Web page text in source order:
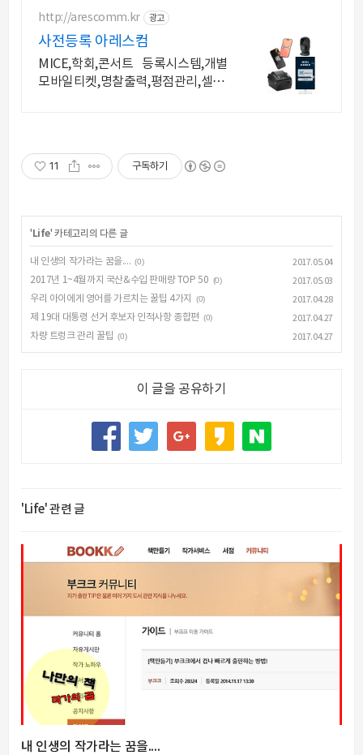
행복한 경험 제공
http://arescomm.kr 광고
사전등록 아레스컴
MICE,학회,콘서트 등록시스템,개별
모바일티켓,명찰출력,평점관리,셀프
11 구독하기
' Life' 카테고리의 다른 글
내 인생의 작가라는 꿈을.... (0)
2017.05.04
2017년 1~4월까지 국산&수입 판매량 TOP 50 (0)
2017.05.03
우리 아이에게 영어를 가르치는 꿀팁 4가지
(0)
2017.04.28
제 19대 대통령 선거 후보자 인적사항 종합편 (0)
2017.04.27
차량 트렁크 관리 꿀팁 (0) 2017.04.27
이 글을 공유하기
'Life' 관련 글
내 인생의 작가라는 꿈을....